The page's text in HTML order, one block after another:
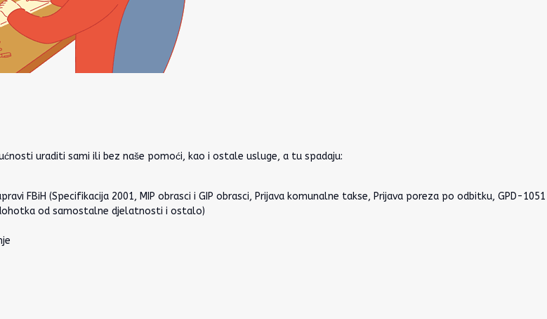
uraditi sami ili bez naše pomoći, kao i ostale usluge, a tu spadaju:
FBiH (Specifikacija 2001, MIP obrasci i GIP obrasci, Prijava komunalne takse, Prijava poreza po odbitku, GPD-1051
od samostalne djelatnosti i ostalo)